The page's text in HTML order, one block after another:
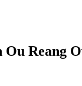
Ou Reang